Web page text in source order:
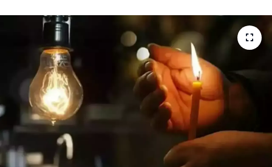
YEREL YÖNETİMLER